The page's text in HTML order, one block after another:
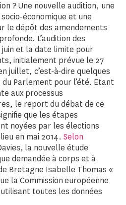
? Une nouvelle audition, une
économique et une
le dépôt des amendements
L’audition des
et la date limite pour
initialement prévue le 27
juillet, c’est-à-dire quelques
Parlement pour l’été. Etant
aux processus
le report du débat de ce
que les étapes
noyées par les élections
en mai 2014. Selon
la nouvelle étude
demandée à corps et à
Bretagne Isabelle Thomas «
la Commission européenne
toutes les données